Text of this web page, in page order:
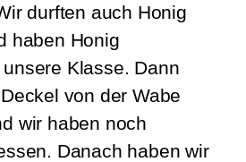
durften auch Honig
haben Honig
Klasse. Dann
von der Wabe
wir haben noch
Danach haben wir